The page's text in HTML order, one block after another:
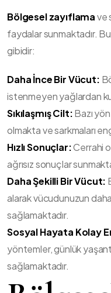
Bölgesel zayıflamave
faydalar sunmaktadır.
gibidir:
Daha İnce Bir Vücut:
istenmeyen yağlardan
Sıkılaşmış Cilt:Bazı
olmakta ve sarkmaları
Hızlı Sonuçlar:Cerrahi
ağrısız sonuçlar
Daha Şekilli Bir Vücut:
alarak vücudunuzun
sağlamaktadır.
Sosyal Hayata Kolay
yöntemler, günlük
sağlamaktadır.